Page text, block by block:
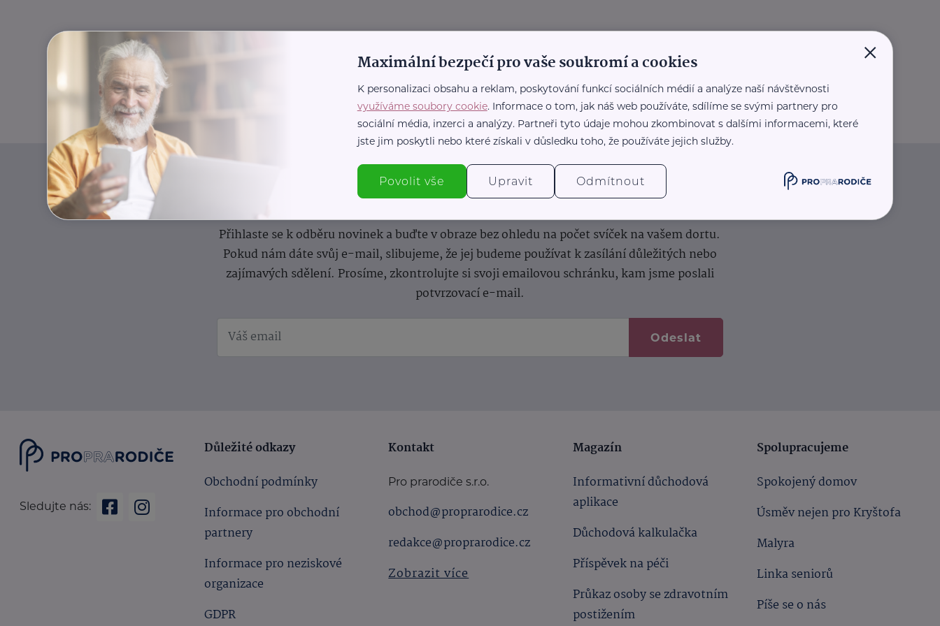
Informace(nejen)pro prarodiče
Přihlaste se k odběru novinek a buďte v obraze bez ohledu na počet svíček na vašem dortu.
Pokud nám dáte svůj e-mail, slibujeme, že jej budeme používat k zasílání důležitých nebo
zajímavých sdělení. Prosíme, zkontrolujte si svoji emailovou schránku, kam jsme poslali
potvrzovací e-mail.
Odeslat
Sledujte nás:
Důležité odkazy
Obchodní podmínky
Informace pro obchodní
partnery
Informace pro neziskové
organizace
GDPR
Kontakt
Pro prarodiče s.r.o.
obchod@proprarodice.cz
redakce@proprarodice.cz
Zobrazit více
Magazín
Informativní důchodová
aplikace
Důchodová kalkulačka
Příspěvek na péči
Průkaz osoby se zdravotním
postižením
Spolupracujeme
Spokojený domov
Úsměv nejen pro Kryštofa
Malyra
Linka seniorů
Píše se o nás
×
Maximální bezpečí pro vaše soukromí a cookies
K personalizaci obsahu a reklam, poskytování funkcí sociálních médií a analýze naší návštěvnosti
využíváme soubory cookie. Informace o tom, jak náš web používáte, sdílíme se svými partnery pro
sociální média, inzerci a analýzy. Partneři tyto údaje mohou zkombinovat s dalšími informacemi, které
jste jim poskytli nebo které získali v důsledku toho, že používáte jejich služby.
Povolit vše Upravit Odmítnout